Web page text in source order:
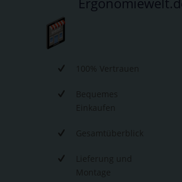
100% Vertrauen
Bequemes
Einkaufen
Gesamtüberblick
Lieferung und
Montage